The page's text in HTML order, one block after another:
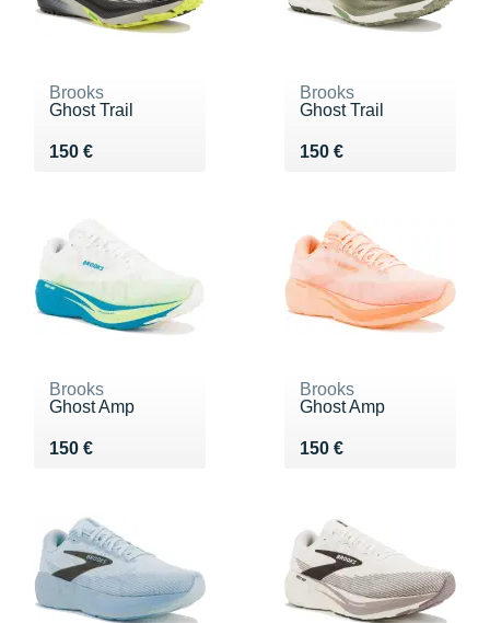
Brooks
Ghost Trail
150 €
Vendu 150 €
Brooks
Ghost Trail
150 €
Vendu 150 €
Brooks
Ghost Amp
150 €
Vendu 150 €
Brooks
Ghost Amp
150 €
Vendu 150 €